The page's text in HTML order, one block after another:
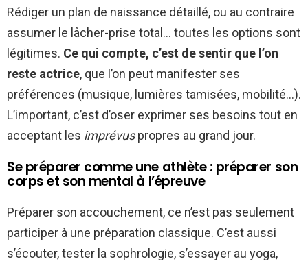
Rédiger un plan de naissance détaillé, ou au contraire
assumer le lâcher-prise total… toutes les options sont
légitimes. Ce qui compte, c’est de sentir que l’on
reste actrice, que l’on peut manifester ses
préférences (musique, lumières tamisées, mobilité…).
L’important, c’est d’oser exprimer ses besoins tout en
acceptant les imprévuspropres au grand jour.
Se préparer comme une athlète : préparer son
corps et son mental à l’épreuve
Préparer son accouchement, ce n’est pas seulement
participer à une préparation classique. C’est aussi
s’écouter, tester la sophrologie, s’essayer au yoga,